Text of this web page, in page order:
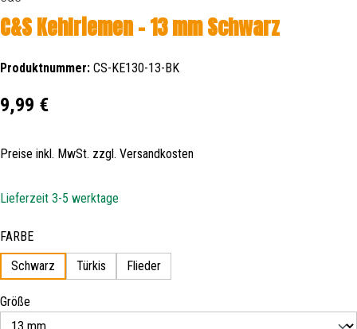
C&S Kehlriemen - 13 mm Schwarz
Produktnummer: CS-KE130-13-BK
Regulärer Preis:
9,99 €
Preise inkl. MwSt. zzgl. Versandkosten
Lieferzeit 3-5 werktage
FARBEauswählen
Schwarz
Türkis Flieder
Größe